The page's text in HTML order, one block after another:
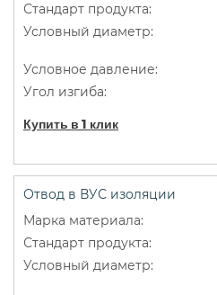
Купить в 1 клик
Отвод в ВУС изоляции